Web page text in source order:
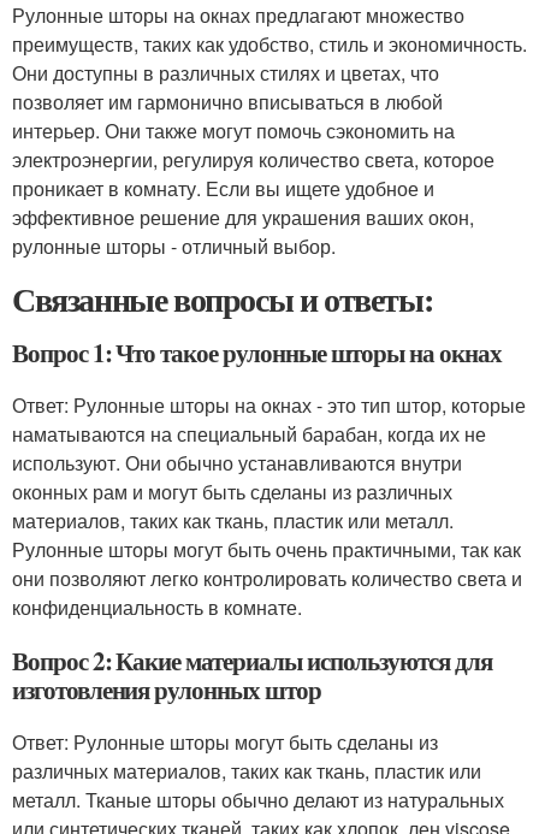
Рулонные шторы на окнах предлагают множество
преимуществ, таких как удобство, стиль и экономичность.
Они доступны в различных стилях и цветах, что
позволяет им гармонично вписываться в любой
интерьер. Они также могут помочь сэкономить на
электроэнергии, регулируя количество света, которое
проникает в комнату. Если вы ищете удобное и
эффективное решение для украшения ваших окон,
рулонные шторы - отличный выбор.
Связанные вопросы и ответы:
Вопрос 1: Что такое рулонные шторы на окнах
Ответ: Рулонные шторы на окнах - это тип штор, которые
наматываются на специальный барабан, когда их не
используют. Они обычно устанавливаются внутри
оконных рам и могут быть сделаны из различных
материалов, таких как ткань, пластик или металл.
Рулонные шторы могут быть очень практичными, так как
они позволяют легко контролировать количество света и
конфиденциальность в комнате.
Вопрос 2: Какие материалы используются для
изготовления рулонных штор
Ответ: Рулонные шторы могут быть сделаны из
различных материалов, таких как ткань, пластик или
металл. Тканые шторы обычно делают из натуральных